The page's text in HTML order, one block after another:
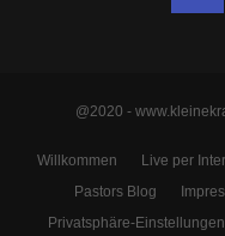
@2020 -
Willkommen Live per
Pastors Blog
Privatsphäre-